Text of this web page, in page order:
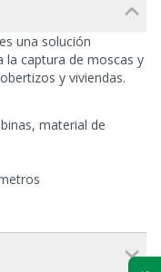
una solución
la captura de moscas y
y viviendas.
material de